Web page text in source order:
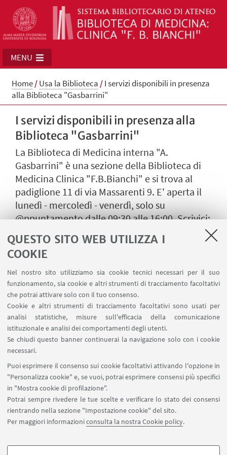
QUESTO SITO WEB UTILIZZA I
COOKIE
Nel nostro sito utilizziamo sia cookie tecnici necessari per il suo
funzionamento, sia cookie e altri strumenti di tracciamento facoltativi
che potrai attivare solo con il tuo consenso.
Cookie e altri strumenti di tracciamento facoltativi sono usati per
analisi statistiche, misure sull'efficacia della comunicazione
istituzionale e analisi dei comportamenti degli utenti.
Se chiudi questo banner continuerai la navigazione solo con i cookie
necessari.
Puoi esprimere il consenso sui cookie facoltativi attivando l'opzione in
"Personalizza cookie" e, se vuoi, potrai esprimere consensi più specifici
in "Mostra cookie di profilazione".
Potrai sempre rivedere le tue scelte e verificare lo stato dei consensi
rientrando nella sezione "Impostazione cookie" del sito.
Per maggiori informazioniconsulta la nostra Cookie policy.
MENU
Home/Usa la Biblioteca /I servizi disponibili in presenza
alla Biblioteca "Gasbarrini"
I servizi disponibili in presenza alla
Biblioteca "Gasbarrini"
La Biblioteca di Medicina interna "A.
Gasbarrini" è una sezione della Biblioteca di
Medicina Clinica "F.B.Bianchi" e si trova al
padiglione 11 di via Massarenti 9. E' aperta il
lunedì - mercoledì - venerdì, solo su
@ppuntamento dalle 09:30 alle 16:00. Scrivici:
bibclinicabianchi.info@unibo.it
Via Massarenti 9, Bologna
051 2098541